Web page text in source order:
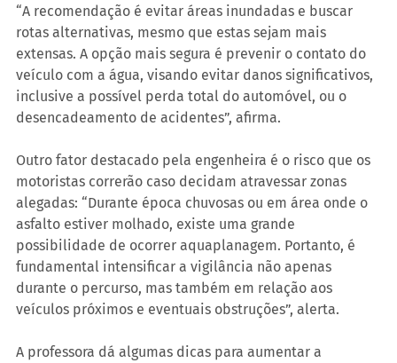
“A recomendação é evitar áreas inundadas e buscar
rotas alternativas, mesmo que estas sejam mais
extensas. A opção mais segura é prevenir o contato do
veículo com a água, visando evitar danos significativos,
inclusive a possível perda total do automóvel, ou o
desencadeamento de acidentes”, afirma.
Outro fator destacado pela engenheira é o risco que os
motoristas correrão caso decidam atravessar zonas
alegadas: “Durante época chuvosas ou em área onde o
asfalto estiver molhado, existe uma grande
possibilidade de ocorrer aquaplanagem. Portanto, é
fundamental intensificar a vigilância não apenas
durante o percurso, mas também em relação aos
veículos próximos e eventuais obstruções”, alerta.
A professora dá algumas dicas para aumentar a